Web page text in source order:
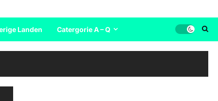
Landen Catergorie A – Q